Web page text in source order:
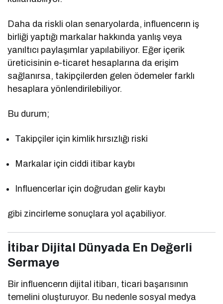
Daha da riskli olan senaryolarda, influencerın iş
birliği yaptığı markalar hakkında yanlış veya
yanıltıcı paylaşımlar yapılabiliyor. Eğer içerik
üreticisinin e-ticaret hesaplarına da erişim
sağlanırsa, takipçilerden gelen ödemeler farklı
hesaplara yönlendirilebiliyor.
Bu durum;
Takipçiler için kimlik hırsızlığı riski
Markalar için ciddi itibar kaybı
Influencerlar için doğrudan gelir kaybı
gibi zincirleme sonuçlara yol açabiliyor.
İtibar Dijital Dünyada En Değerli
Sermaye
Bir influencerın dijital itibarı, ticari başarısının
temelini oluşturuyor. Bu nedenle sosyal medya